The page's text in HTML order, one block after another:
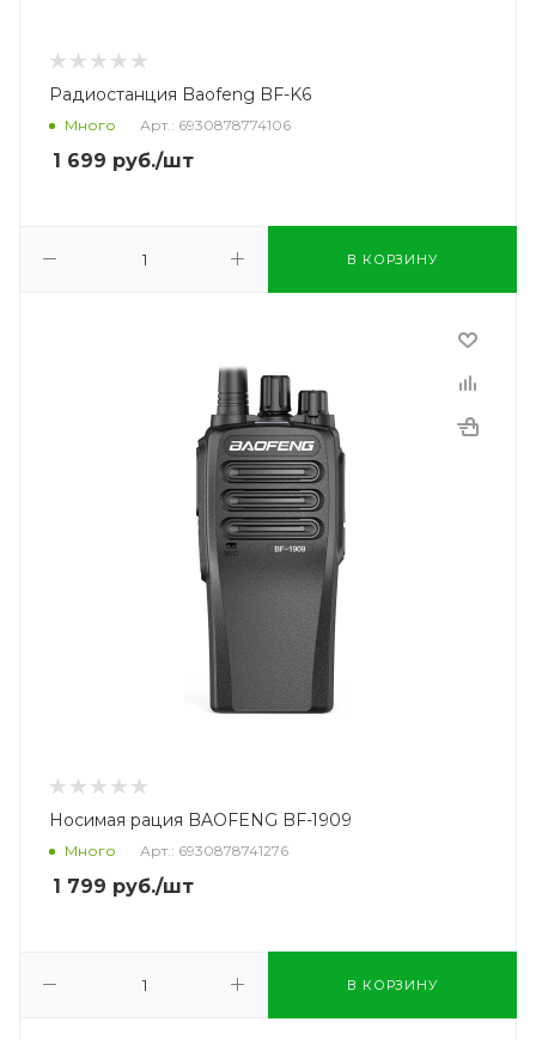
Радиостанция Baofeng BF-K6
Много Арт.: 6930878774106
1 699 руб./шт
В КОРЗИНУ
Носимая рация BAOFENG BF-1909
Много Арт.: 6930878741276
1 799 руб./шт
В КОРЗИНУ